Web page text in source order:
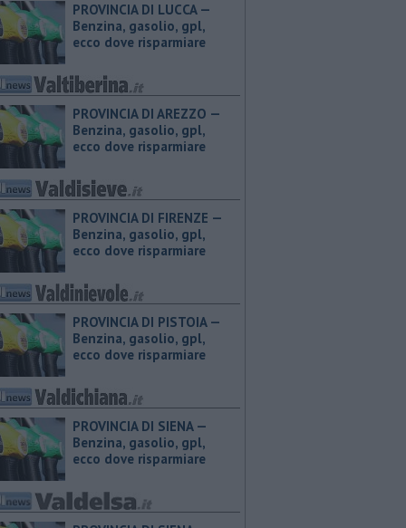
PROVINCIA DI LUCCA — ​
Benzina, gasolio, gpl,
ecco dove risparmiare
PROVINCIA DI AREZZO — ​
Benzina, gasolio, gpl,
ecco dove risparmiare
PROVINCIA DI FIRENZE — ​
Benzina, gasolio, gpl,
ecco dove risparmiare
PROVINCIA DI PISTOIA — ​
Benzina, gasolio, gpl,
ecco dove risparmiare
PROVINCIA DI SIENA — ​
Benzina, gasolio, gpl,
ecco dove risparmiare